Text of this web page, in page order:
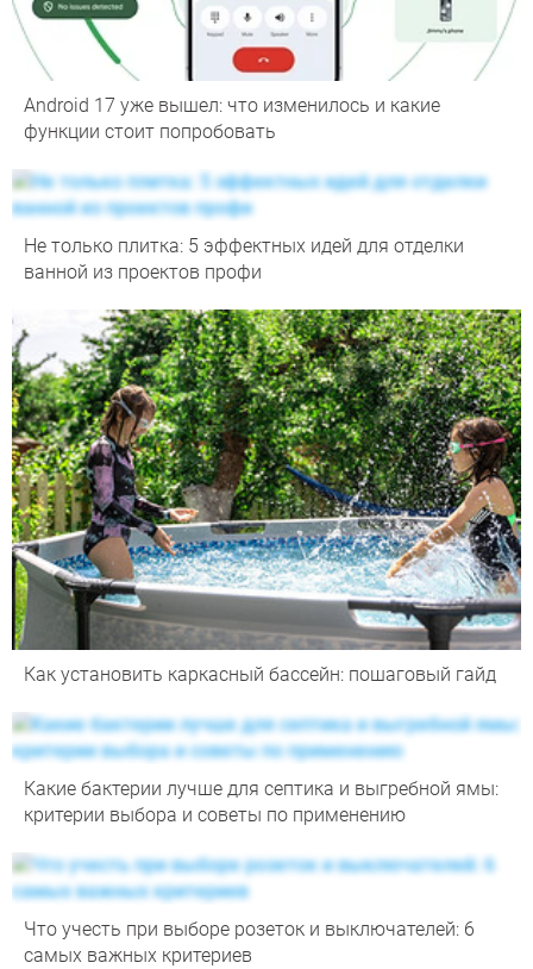
Android 17 уже вышел: что изменилось и какие
функции стоит попробовать
Не только плитка: 5 эффектных идей для отделки
ванной из проектов профи
Как установить каркасный бассейн: пошаговый гайд
Какие бактерии лучше для септика и выгребной ямы:
критерии выбора и советы по применению
Что учесть при выборе розеток и выключателей: 6
самых важных критериев